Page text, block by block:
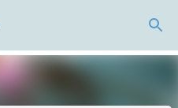
principali